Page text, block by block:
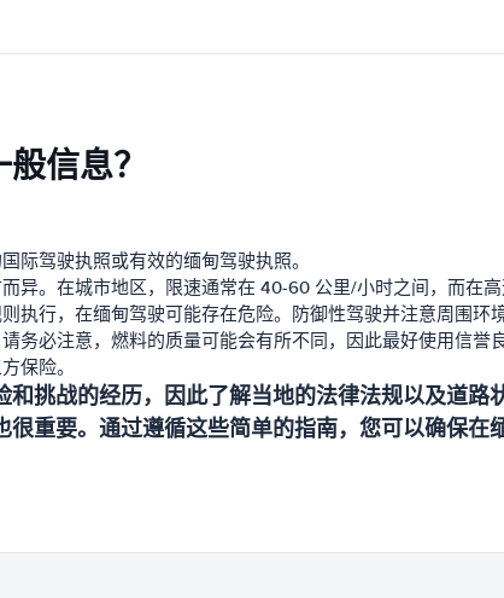
信息？
际驾驶执照或有效的缅甸驾驶执照。
异。在城市地区，限速通常在 40-60 公里/小时之间，而在
执行，在缅甸驾驶可能存在危险。防御性驾驶并注意周围环
务必注意，燃料的质量可能会有所不同，因此最好使用信誉
保险。
挑战的经历，因此了解当地的法律法规以及道
重要。通过遵循这些简单的指南，您可以确保在